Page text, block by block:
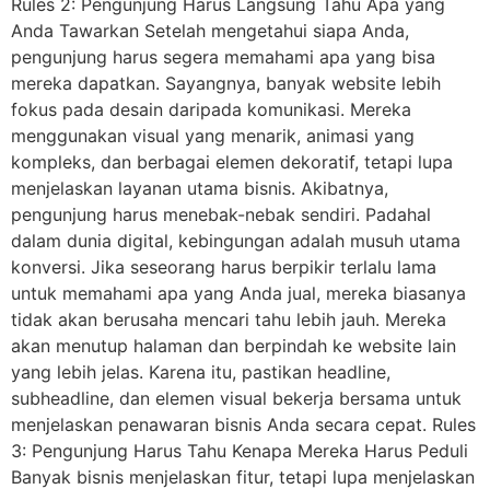
Anda Tawarkan Setelah mengetahui siapa Anda,
pengunjung harus segera memahami apa yang bisa
mereka dapatkan. Sayangnya, banyak website lebih
fokus pada desain daripada komunikasi. Mereka
menggunakan visual yang menarik, animasi yang
kompleks, dan berbagai elemen dekoratif, tetapi lupa
menjelaskan layanan utama bisnis. Akibatnya,
pengunjung harus menebak-nebak sendiri. Padahal
dalam dunia digital, kebingungan adalah musuh utama
konversi. Jika seseorang harus berpikir terlalu lama
untuk memahami apa yang Anda jual, mereka biasanya
tidak akan berusaha mencari tahu lebih jauh. Mereka
akan menutup halaman dan berpindah ke website lain
yang lebih jelas. Karena itu, pastikan headline,
subheadline, dan elemen visual bekerja bersama untuk
menjelaskan penawaran bisnis Anda secara cepat. Rules
3: Pengunjung Harus Tahu Kenapa Mereka Harus Peduli
Banyak bisnis menjelaskan fitur, tetapi lupa menjelaskan